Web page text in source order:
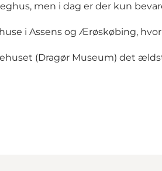
men i dag er der kun
i Assens og Ærøskøbing,
(Dragør Museum) det